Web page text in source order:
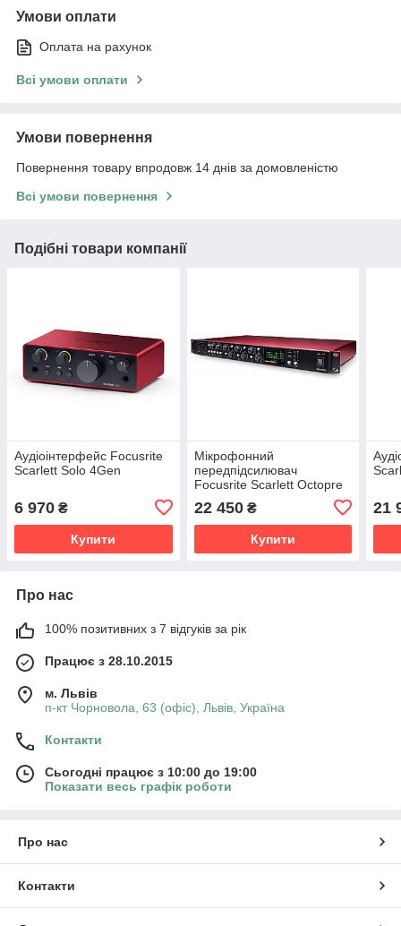
Умови оплати
Оплата на рахунок
Всі умови оплати
Умови повернення
Повернення товару впродовж 14 днів за домовленістю
Всі умови повернення
Подібні товари компанії
Аудіоінтерфейс Focusrite
Scarlett Solo 4Gen
6 970 ₴
Купити
Мікрофонний
передпідсилювач
Focusrite Scarlett Octopre
22 450₴
Купити
21
Про нас
100% позитивних з 7 відгуків за рік
Працює з 28.10.2015
м. Львів
п-кт Чорновола, 63 (офіс), Львів, Україна
Контакти
Сьогодні працює з 10:00 до 19:00
Показати весь графік роботи
Про нас
Контакти